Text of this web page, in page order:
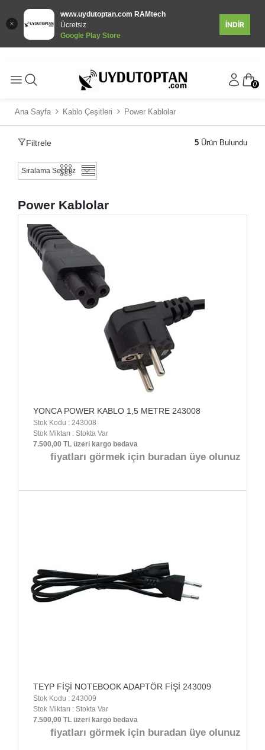
www.uydutoptan.com RAMtech
Ücretsiz
Google Play Store
İNDİR
0
Ana Sayfa Kablo Çeşitleri Power Kablolar
Filtrele 5 Ürün Bulundu
Power Kablolar
YONCA POWER KABLO 1,5 METRE 243008
Stok Kodu : 243008
Stok Miktarı : Stokta Var
7.500,00 TL üzeri kargo bedava
fiyatları görmek için buradan üye olunuz
TEYP FİŞİ NOTEBOOK ADAPTÖR FİŞİ 243009
Stok Kodu : 243009
Stok Miktarı : Stokta Var
7.500,00 TL üzeri kargo bedava
fiyatları görmek için buradan üye olunuz